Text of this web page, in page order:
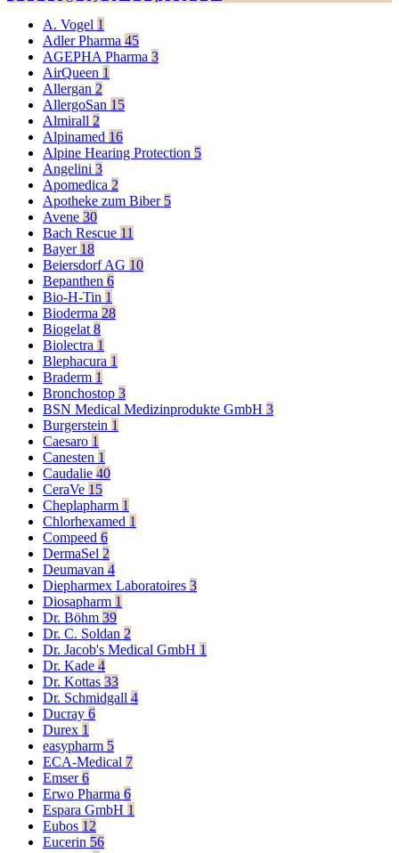
A. Vogel 1
Adler Pharma 45
AGEPHA Pharma 3
AirQueen 1
Allergan 2
AllergoSan 15
Almirall 2
Alpinamed 16
Alpine Hearing Protection 5
Angelini 3
Apomedica 2
Apotheke zum Biber 5
Avene 30
Bach Rescue 11
Bayer 18
Beiersdorf AG 10
Bepanthen 6
Bio-H-Tin 1
Bioderma 28
Biogelat 8
Biolectra 1
Blephacura 1
Braderm 1
Bronchostop 3
BSN Medical Medizinprodukte GmbH 3
Burgerstein 1
Caesaro 1
Canesten 1
Caudalie 40
CeraVe 15
Cheplapharm 1
Chlorhexamed 1
Compeed 6
DermaSel 2
Deumavan 4
Diepharmex Laboratoires 3
Diosapharm 1
Dr. Böhm 39
Dr. C. Soldan 2
Dr. Jacob's Medical GmbH 1
Dr. Kade 4
Dr. Kottas 33
Dr. Schmidgall 4
Ducray 6
Durex 1
easypharm 5
ECA-Medical 7
Emser6
Erwo Pharma 6
Espara GmbH 1
Eubos 12
Eucerin 56